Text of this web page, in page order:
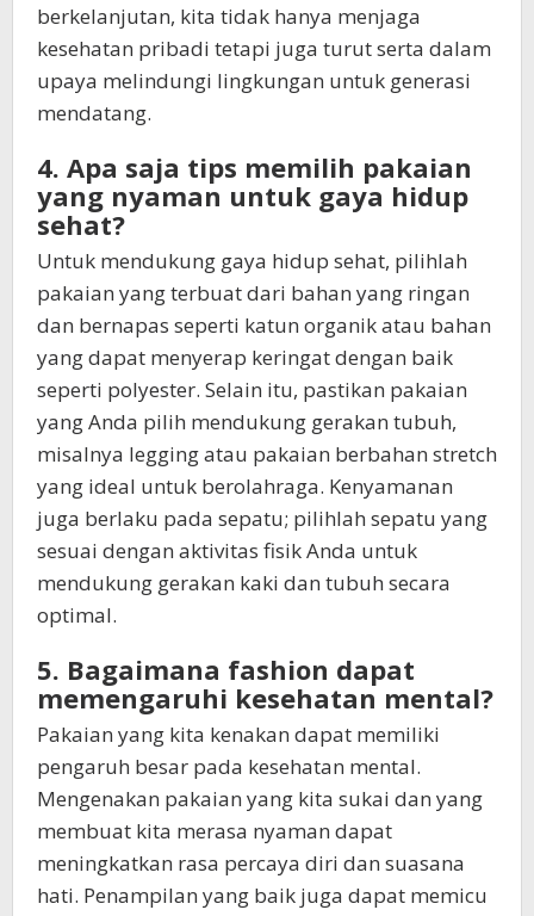
berkelanjutan, kita tidak hanya menjaga
kesehatan pribadi tetapi juga turut serta dalam
upaya melindungi lingkungan untuk generasi
mendatang.
4. Apa saja tips memilih pakaian
yang nyaman untuk gaya hidup
sehat?
Untuk mendukung gaya hidup sehat, pilihlah
pakaian yang terbuat dari bahan yang ringan
dan bernapas seperti katun organik atau bahan
yang dapat menyerap keringat dengan baik
seperti polyester. Selain itu, pastikan pakaian
yang Anda pilih mendukung gerakan tubuh,
misalnya legging atau pakaian berbahan stretch
yang ideal untuk berolahraga. Kenyamanan
juga berlaku pada sepatu; pilihlah sepatu yang
sesuai dengan aktivitas fisik Anda untuk
mendukung gerakan kaki dan tubuh secara
optimal.
5. Bagaimana fashion dapat
memengaruhi kesehatan mental?
Pakaian yang kita kenakan dapat memiliki
pengaruh besar pada kesehatan mental.
Mengenakan pakaian yang kita sukai dan yang
membuat kita merasa nyaman dapat
meningkatkan rasa percaya diri dan suasana
hati. Penampilan yang baik juga dapat memicu